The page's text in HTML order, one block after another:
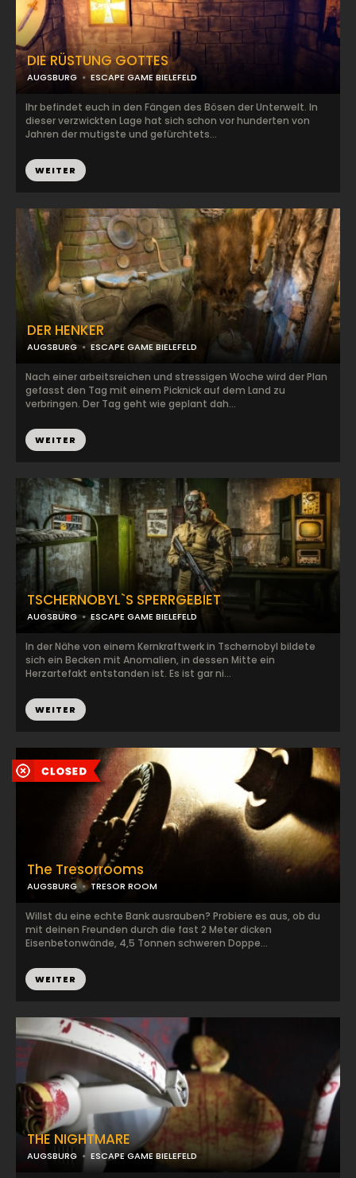
DER HENKER
AUGSBURG ESCAPE GAME BIELEFELD
Nach einer arbeitsreichen und stressigen Woche wird der Plan
gefasst den Tag mit einem Picknick auf dem Land zu
verbringen. Der Tag geht wie geplant dah...
WEITER
DIE RÜSTUNG GOTTES
AUGSBURG ESCAPE GAME BIELEFELD
Ihr befindet euch in den Fängen des Bösen der Unterwelt. In
dieser verzwickten Lage hat sich schon vor hunderten von
Jahren der mutigste und gefürchtets...
WEITER
TSCHERNOBYL`S SPERRGEBIET
AUGSBURG ESCAPE GAME BIELEFELD
In der Nähe von einem Kernkraftwerk in Tschernobyl bildete
sich ein Becken mit Anomalien, in dessen Mitte ein
Herzartefakt entstanden ist. Es ist gar ni...
WEITER
The Tresorrooms
AUGSBURG TRESOR ROOM
Willst du eine echte Bank ausrauben? Probiere es aus, ob du
mit deinen Freunden durch die fast 2 Meter dicken
Eisenbetonwände, 4,5 Tonnen schweren Doppe...
WEITER
THE NIGHTMARE
AUGSBURG ESCAPE GAME BIELEFELD